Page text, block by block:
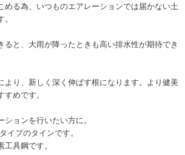
める為、いつものエアレーションでは届かない土
ると、大雨が降ったときも高い排水性が期待でき
より、新しく深く伸ばす根になります。より健美
めです。
ョンを行いたい方に。
イプのタインです。
具鋼です。